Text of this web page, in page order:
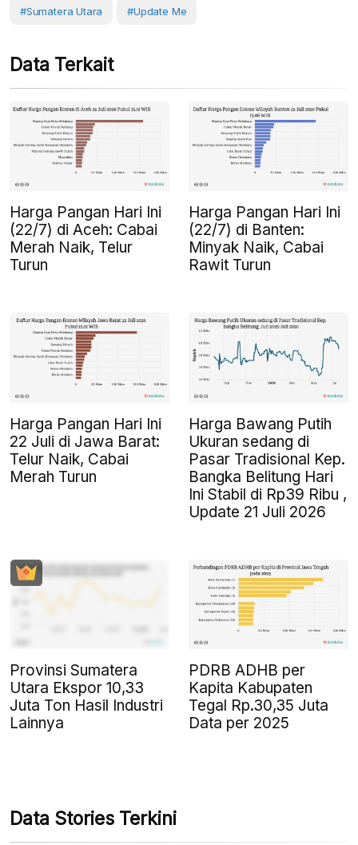
#Sumatera Utara #Update Me
Data Terkait
Harga Pangan Hari Ini
(22/7) di Aceh: Cabai
Merah Naik, Telur
Turun
Harga Pangan Hari Ini
(22/7) di Banten:
Minyak Naik, Cabai
Rawit Turun
Harga Pangan Hari Ini
22 Juli di Jawa Barat:
Telur Naik, Cabai
Merah Turun
Harga Bawang Putih
Ukuran sedang di
Pasar Tradisional Kep.
Bangka Belitung Hari
Ini Stabil di Rp39 Ribu ,
Update 21 Juli 2026
Provinsi Sumatera
Utara Ekspor 10,33
Juta Ton Hasil Industri
Lainnya
PDRB ADHB per
Kapita Kabupaten
Tegal Rp.30,35 Juta
Data per 2025
Data Stories Terkini